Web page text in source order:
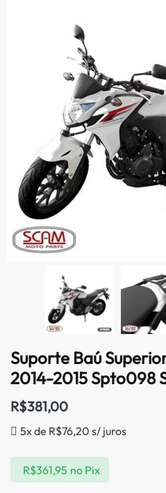
Suporte Baú
2014-2015 Spto098
R$381,00
5x de R$76,20 s/ juros
R$361,95 no Pix